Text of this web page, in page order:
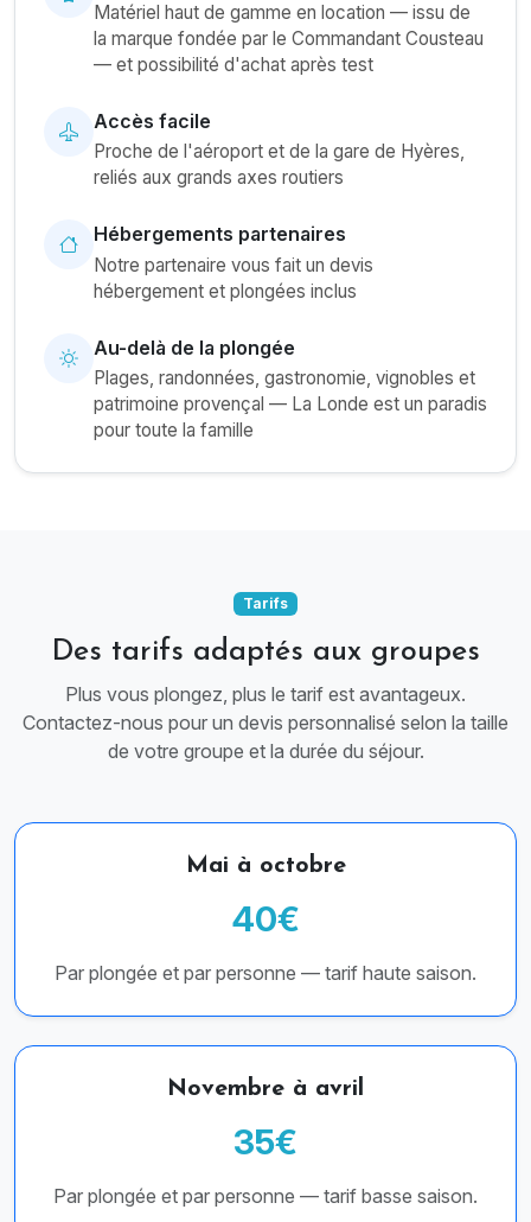
Matériel haut de gamme en location — issu de
la marque fondée par le Commandant Cousteau
— et possibilité d'achat après test
Accès facile
Proche de l'aéroport et de la gare de Hyères,
reliés aux grands axes routiers
Hébergements partenaires
Notre partenaire vous fait un devis
hébergement et plongées inclus
Au-delà de la plongée
Plages, randonnées, gastronomie, vignobles et
patrimoine provençal — La Londe est un paradis
pour toute la famille
Tarifs
Des tarifs adaptés aux groupes
Plus vous plongez, plus le tarif est avantageux.
Contactez-nous pour un devis personnalisé selon la taille
de votre groupe et la durée du séjour.
Mai à octobre
40€
Par plongée et par personne — tarif haute saison.
Novembre à avril
35€
Par plongée et par personne — tarif basse saison.